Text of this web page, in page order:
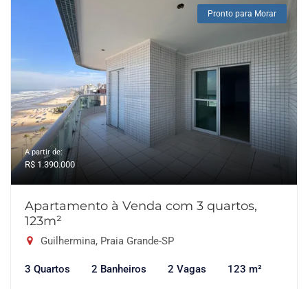
Pronto para Morar
A partir de:
R$ 1.390.000
Apartamento à Venda com 3 quartos,
123m²
Guilhermina, Praia Grande-SP
3 Quartos 2 Banheiros 2 Vagas 123 m²